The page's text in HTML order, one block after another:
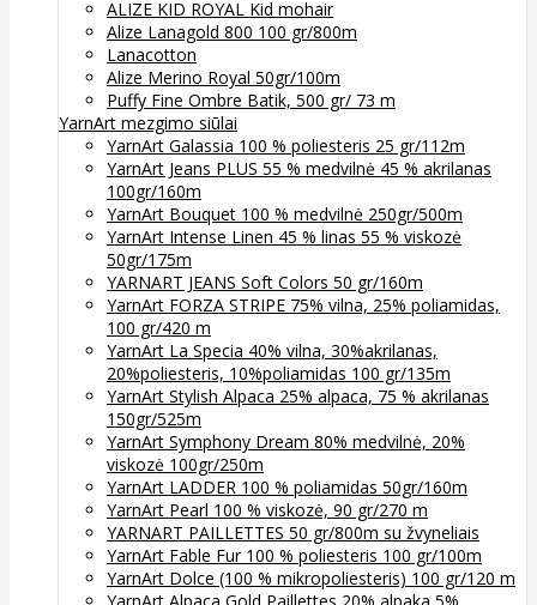
ALIZE KID ROYAL Kid mohair
Alize Lanagold 800 100 gr/800m
Lanacotton
Alize Merino Royal 50gr/100m
Puffy Fine Ombre Batik, 500 gr/ 73 m
YarnArt mezgimo siūlai
YarnArt Galassia 100 % poliesteris 25 gr/112m
YarnArt Jeans PLUS 55 % medvilnė 45 % akrilanas
100gr/160m
YarnArt Bouquet 100 % medvilnė 250gr/500m
YarnArt Intense Linen 45 % linas 55 % viskozė
50gr/175m
YARNART JEANS Soft Colors 50 gr/160m
YarnArt FORZA STRIPE 75% vilna, 25% poliamidas,
100 gr/420 m
YarnArt La Specia 40% vilna, 30%akrilanas,
20%poliesteris, 10%poliamidas 100 gr/135m
YarnArt Stylish Alpaca 25% alpaca, 75 % akrilanas
150gr/525m
YarnArt Symphony Dream 80% medvilnė, 20%
viskozė 100gr/250m
YarnArt LADDER 100 % poliamidas 50gr/160m
YarnArt Pearl 100 % viskozė, 90 gr/270 m
YARNART PAILLETTES 50 gr/800m su žvyneliais
YarnArt Fable Fur 100 % poliesteris 100 gr/100m
YarnArt Dolce (100 % mikropoliesteris) 100 gr/120 m
YarnArt Alpaca Gold Paillettes 20% alpaka 5%